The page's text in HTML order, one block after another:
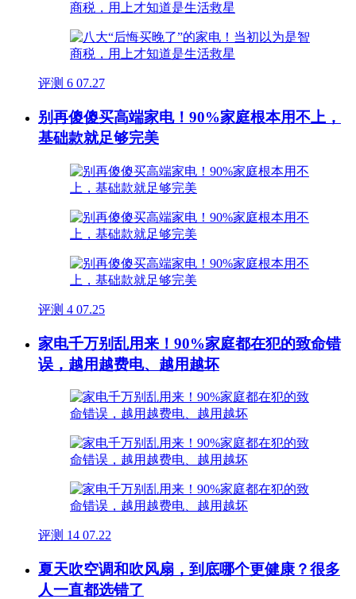
评测 6 07.27
别再傻傻买高端家电！90%家庭根本用不上，
基础款就足够完美
评测 4 07.25
家电千万别乱用来！90%家庭都在犯的致命错
误，越用越费电、越用越坏
评测 14 07.22
夏天吹空调和吹风扇，到底哪个更健康？很多
人一直都选错了